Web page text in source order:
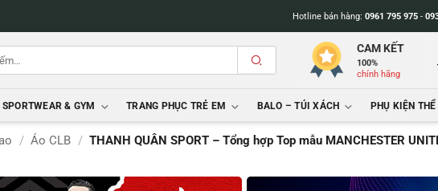
Hotline bán hàng: 0961 795 975-
CAM KẾT
100%
chính hãng
SPORTWEAR & GYM TRANG PHỤC TRẺ EM BALO – TÚI XÁCH PHỤ KIỆN
/ Áo CLB / THANH QUÂN SPORT – Tổng hợp Top mẫu MANCHESTER